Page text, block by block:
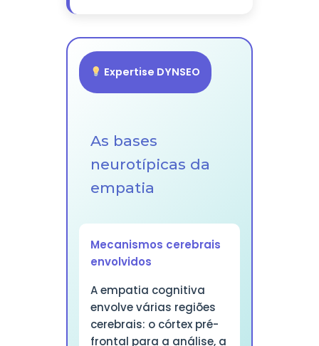
Expertise DYNSEO
As bases
neurotípicas da
empatia
Mecanismos cerebrais
envolvidos
A empatia cognitiva
envolve várias regiões
cerebrais: o córtex pré-
frontal para a análise, a